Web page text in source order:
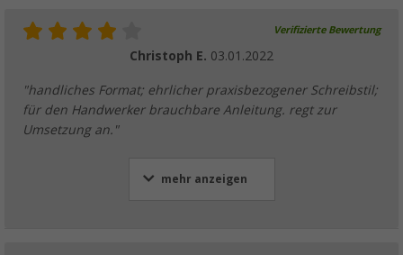
Verifizierte Bewertung
Christoph E. 03.01.2022
"handliches Format; ehrlicher praxisbezogener Schreibstil;
für den Handwerker brauchbare Anleitung. regt zur
Umsetzung an."
mehr anzeigen